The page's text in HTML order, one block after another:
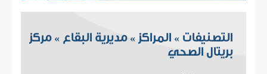
التصنيفات » المراكز » مديرية البقاع » مركز
بريتال الصحي